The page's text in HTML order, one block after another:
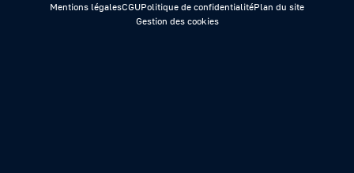
Mentions légalesCGUPolitique de confidentialitéPlan du site
Gestion des cookies